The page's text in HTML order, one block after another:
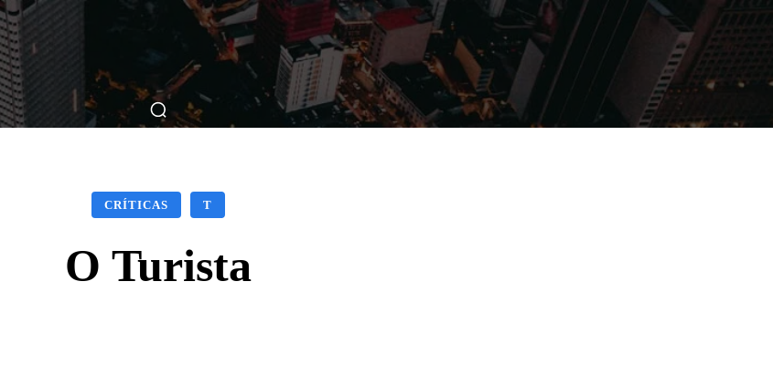
Breve Nos Cinemas Matérias Nos Cinemas Filmes Séries Música Gênero
CRÍTICAS T
O Turista